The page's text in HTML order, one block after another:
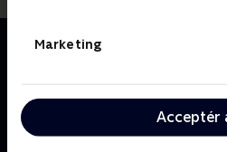
Marketing
Acceptér
Om Uformelt
Velkommen indenfor til en
østjyder. Vi garanterer godt
østjyder deler ud af sjove